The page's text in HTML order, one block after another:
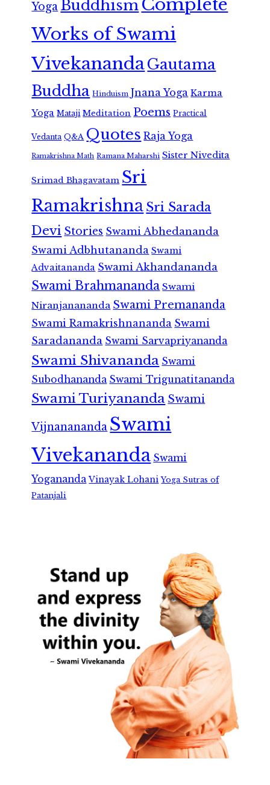
Yoga Buddhism Complete
Works of Swami
VivekanandaGautama
Buddha Hinduism Jnana Yoga Karma
Yoga Mataji Meditation Poems Practical
Vedanta Q&A Quotes Raja Yoga
Ramakrishna Math Ramana Maharshi Sister Nivedita
Srimad Bhagavatam Sri
RamakrishnaSri Sarada
Devi Stories Swami Abhedananda
Swami Adbhutananda Swami
Advaitananda Swami Akhandananda
Swami Brahmananda Swami
Niranjanananda Swami Premananda
Swami Ramakrishnananda Swami
Saradananda Swami Sarvapriyananda
Swami Shivananda Swami
Subodhananda Swami Trigunatitananda
Swami Turiyananda Swami
Vijnanananda Swami
Vivekananda Swami
Yogananda Vinayak Lohani Yoga Sutras of
Patanjali